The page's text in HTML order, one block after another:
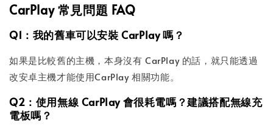
CarPlay 常見問題 FAQ
Q1：我的舊車可以安裝 CarPlay 嗎？
如果是比較舊的主機，本身沒有 CarPlay 的話，就只能透過
改安卓主機才能使用CarPlay 相關功能。
Q2：使用無線 CarPlay 會很耗電嗎？建議搭配無線充
電板嗎？